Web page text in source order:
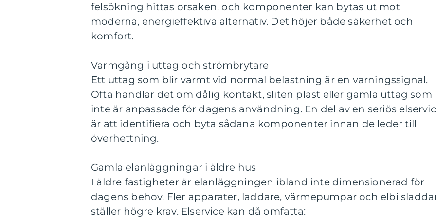
felsökning hittas orsaken, och komponenter kan bytas ut mot
moderna, energieffektiva alternativ. Det höjer både säkerhet och
komfort.
Varmgång i uttag och strömbrytare
Ett uttag som blir varmt vid normal belastning är en varningssignal.
Ofta handlar det om dålig kontakt, sliten plast eller gamla uttag som
inte är anpassade för dagens användning. En del av en seriös
är att identifiera och byta sådana komponenter innan de leder till
överhettning.
Gamla elanläggningar i äldre hus
I äldre fastigheter är elanläggningen ibland inte dimensionerad för
dagens behov. Fler apparater, laddare, värmepumpar och
ställer högre krav. Elservice kan då omfatta: